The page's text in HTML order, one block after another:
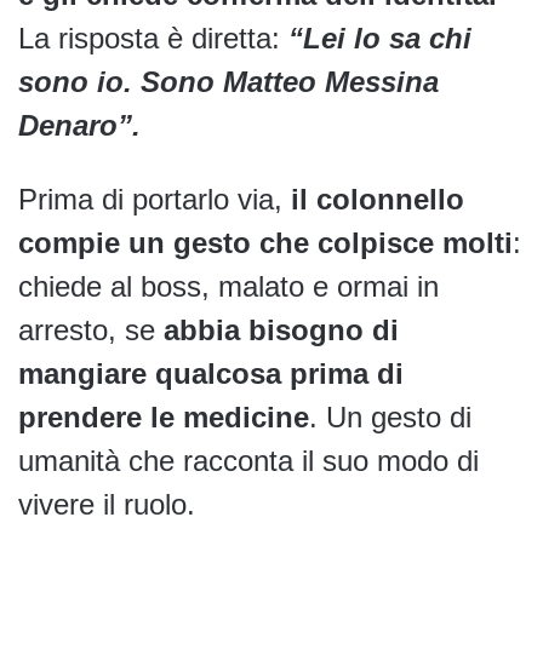
La risposta è diretta: “Lei lo sa chi
sono io. Sono Matteo Messina
Denaro”.
Prima di portarlo via, il colonnello
compie un gesto che colpisce molti:
chiede al boss, malato e ormai in
arresto, se abbia bisogno di
mangiare qualcosa prima di
prendere le medicine. Un gesto di
umanità che racconta il suo modo di
vivere il ruolo.